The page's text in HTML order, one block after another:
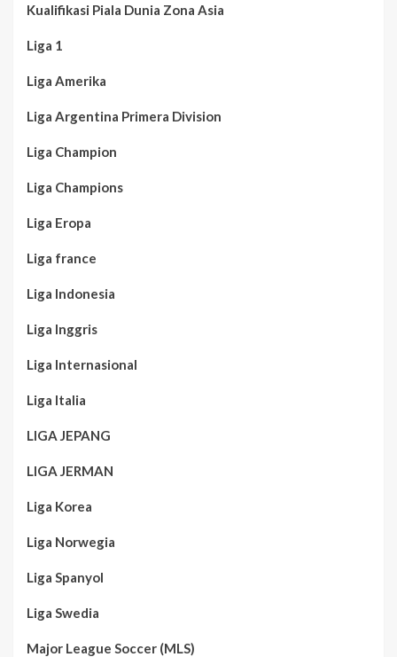
Kualifikasi Piala Dunia Zona Asia
Liga 1
Liga Amerika
Liga Argentina Primera Division
Liga Champion
Liga Champions
Liga Eropa
Liga france
Liga Indonesia
Liga Inggris
Liga Internasional
Liga Italia
LIGA JEPANG
LIGA JERMAN
Liga Korea
Liga Norwegia
Liga Spanyol
Liga Swedia
Major League Soccer (MLS)